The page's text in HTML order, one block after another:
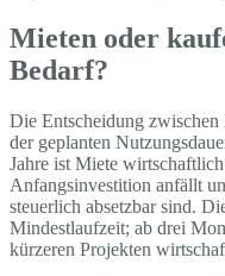
Mieten oder
Bedarf?
Die Entscheidung
der geplanten
Jahre ist Miete
Anfangsinvestition anfällt
steuerlich absetzbar sind.
Mindestlaufzeit; ab drei
kürzeren Projekten